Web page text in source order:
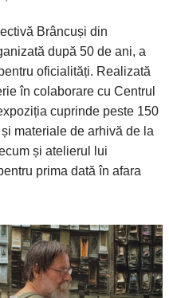
Brâncuși din
după 50 de ani, a
oficialități. Realizată
în colaborare cu Centrul
cuprinde peste 150
materiale de arhivă de la
și atelierul lui
prima dată în afara